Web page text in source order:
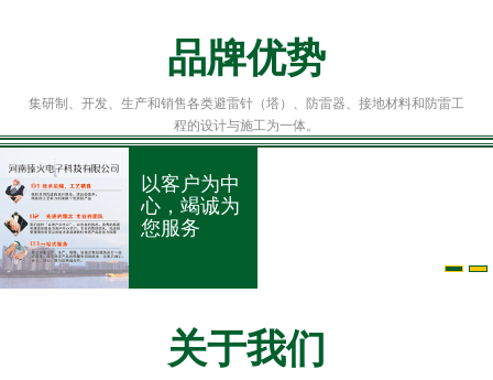
品牌优势
集研制、开发、生产和销售各类避雷针（塔）、防雷器、接地材料和防雷工
程的设计与施工为一体。
以客户为中
心，竭诚为
您服务
关于我们